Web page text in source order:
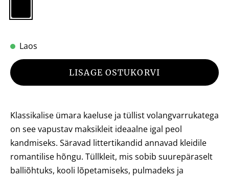
Laos
LISAGE OSTUKORVI
Klassikalise ümara kaeluse ja tüllist volangvarrukatega
on see vapustav maksikleit ideaalne igal peol
kandmiseks. Säravad littertikandid annavad kleidile
romantilise hõngu. Tüllkleit, mis sobib suurepäraselt
balliõhtuks, kooli lõpetamiseks, pulmadeks ja